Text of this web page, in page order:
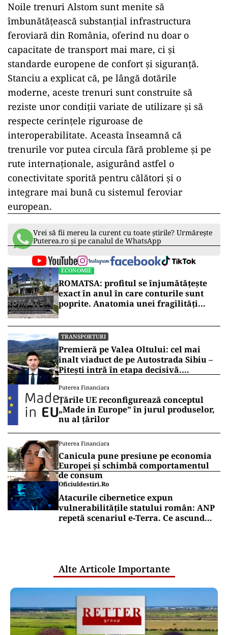
Noile trenuri Alstom sunt menite să
îmbunătățească substanțial infrastructura
feroviară din România, oferind nu doar o
capacitate de transport mai mare, ci și
standarde europene de confort și siguranță.
Stanciu a explicat că, pe lângă dotările
moderne, aceste trenuri sunt construite să
reziste unor condiții variate de utilizare și să
respecte cerințele riguroase de
interoperabilitate. Aceasta înseamnă că
trenurile vor putea circula fără probleme și pe
rute internaționale, asigurând astfel o
conectivitate sporită pentru călători și o
integrare mai bună cu sistemul feroviar
european.
Vrei să fii mereu la curent cu toate știrile? Urmărește
Puterea.ro și pe canalul de WhatsApp
ECONOMIE
ROMATSA: profitul se înjumătățește
exact în anul în care conturile sunt
poprite. Anatomia unei fragilități
TRANSPORTURI
Premieră pe Valea Oltului: cel mai
înalt viaduct de pe Autostrada Sibiu –
Pitești intră în etapa decisivă.
anunță unde s-a ajuns cu lucrările
(VIDEO)
Puterea Financiara
Țările UE reconfigurează conceptul
„Made in Europe” în jurul produselor,
nu al țărilor
Puterea Financiara
Canicula pune presiune pe economia
Europei și schimbă comportamentul
de consum
Oficiuldestiri.ro
Atacurile cibernetice expun
vulnerabilitățile statului român: ANP
repetă scenariul e‑Terra. Ce ascund
Alte Articole Importante